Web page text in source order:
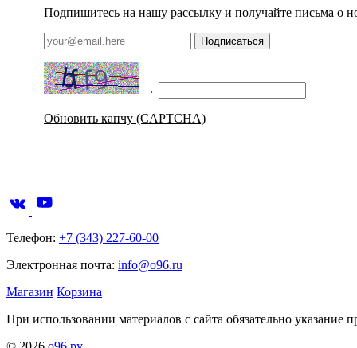
Подпишитесь на нашу рассылку и получайте письма о
Подписаться
→
Обновить капчу (CAPTCHA)
Телефон: +7 (343) 227-60-00
Электронная почта: info@o96.ru
Магазин Корзина
При использовании материалов с сайта обязательно указание